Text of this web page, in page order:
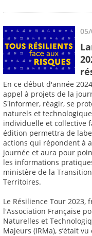
En ce début d'année
appel à projets de la
S'informer, réagir, se
naturels et
individuelle et collective
édition permettra de
actions qui répondent à
journée et aura pour
les informations
ministère de la
Territoires.
Le Résilience Tour 2023,
l'Association Française
Naturelles et
Majeurs (IRMa), s’était